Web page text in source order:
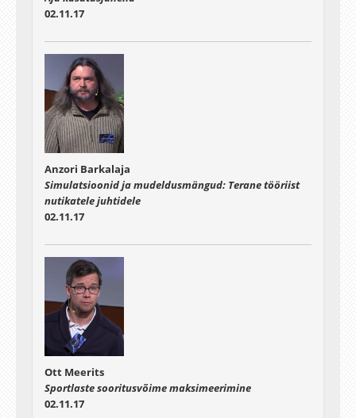
02.11.17
Anzori Barkalaja
Simulatsioonid ja mudeldusmängud: Terane tööriist
nutikatele juhtidele
02.11.17
Ott Meerits
Sportlaste sooritusvõime maksimeerimine
02.11.17